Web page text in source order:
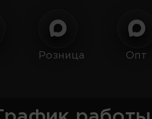
Розница Опт